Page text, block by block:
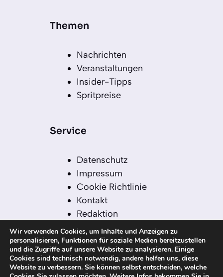
Themen
Nachrichten
Veranstaltungen
Insider-Tipps
Spritpreise
Service
Datenschutz
Impressum
Cookie Richtlinie
Kontakt
Redaktion
Redaktionelle Leitlinien
Sitemap
Einsatz von KI in der
Redaktion
Wir verwenden Cookies, um Inhalte und Anzeigen zu
personalisieren, Funktionen für soziale Medien bereitzustellen
und die Zugriffe auf unsere Website zu analysieren. Einige
Cookies sind technisch notwendig, andere helfen uns, diese
Website zu verbessern. Sie können selbst entscheiden, welche